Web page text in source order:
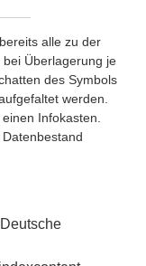
alle zu der
Überlagerung je
des Symbols
werden.
Infokasten.